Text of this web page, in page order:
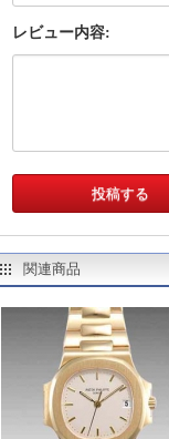
レビュー内容:
関連商品